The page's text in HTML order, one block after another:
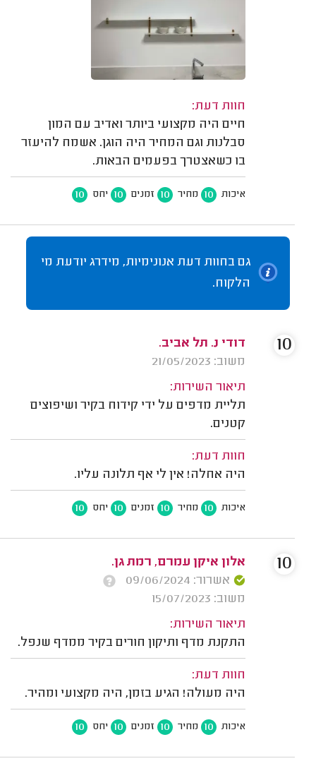
חוות דעת:
חיים היה מקצועי ביותר ואדיב עם המון
סבלנות וגם המחיר היה הוגן. אשמח להיעזר
בו כשאצטרך בפעמים הבאות.
איכות 10 מחיר 10 זמנים 10 יחס 10
גם בחוות דעת אנונימיות, מידרג יודעת מי
הלקוח.
דודי נ. תל אביב.
משוב: 21/05/2023
תיאור השירות:
תליית מדפים על ידי קידוח בקיר ושיפוצים
קטנים.
חוות דעת:
היה אחלה! אין לי אף תלונה עליו.
איכות 10 מחיר 10 זמנים 10 יחס 10
10
אלון איקן עמרם, רמת גן.
אשרור: 09/06/2024
משוב: 15/07/2023
תיאור השירות:
התקנת מדף ותיקון חורים בקיר ממדף שנפל.
חוות דעת:
היה מעולה! הגיע בזמן, היה מקצועי ומהיר.
איכות 10 מחיר 10 זמנים 10 יחס 10
10